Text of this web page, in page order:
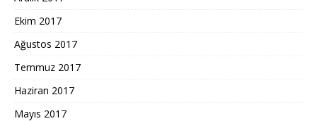
Ekim 2017
Ağustos 2017
Temmuz 2017
Haziran 2017
Mayıs 2017